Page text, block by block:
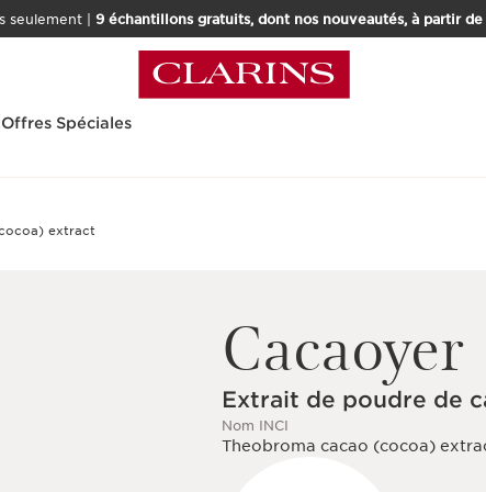
seulement | 9 échantillons gratuits, dont nos nouveautés, à partir de
Offres Spéciales
Cacaoyer
Extrait de poudre de
Nom INCI
Theobroma cacao (cocoa)